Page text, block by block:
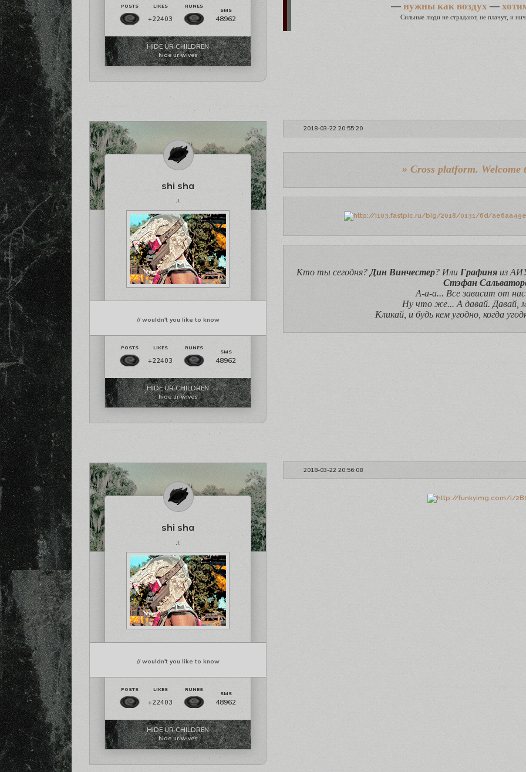
+22403 48962
HIDE UR CHILDREN
hide ur wives
— нужны как воздух—
Сильные люди не страдают, не плачут, и
2018-03-22 20:55:20
shi sha
.!.
// wouldn't you like to know
+22403 48962
HIDE UR CHILDREN
hide ur wives
» Cross platform. Welcome
Кто ты сегодня? Дин Винчестер? Или Графиня из
Стэфан
А-а-а... Все зависит от
Ну что же... А давай. Давай,
Кликай, и будь кем угодно, когда
2018-03-22 20:56:08
shi sha
.!.
// wouldn't you like to know
+22403 48962
HIDE UR CHILDREN
hide ur wives